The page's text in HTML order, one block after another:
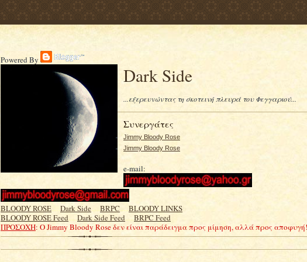
Powered By
Dark Side
...εξερευνώντας τη σκοτεινή πλευρά του Φεγγαριού...
Συνεργάτες
Jimmy Bloody Rose
Jimmy Bloody Rose
e-mail:
BLOODY ROSE.....Dark Side.....BRPC.....BLOODY LINKS
BLOODY ROSE Feed.....Dark Side Feed.....BRPC Feed
ΠΡΟΣΟΧΗ: Ο Jimmy Bloody Rose δεν είναι παράδειγμα προς μίμηση, αλλά προς αποφυγή!